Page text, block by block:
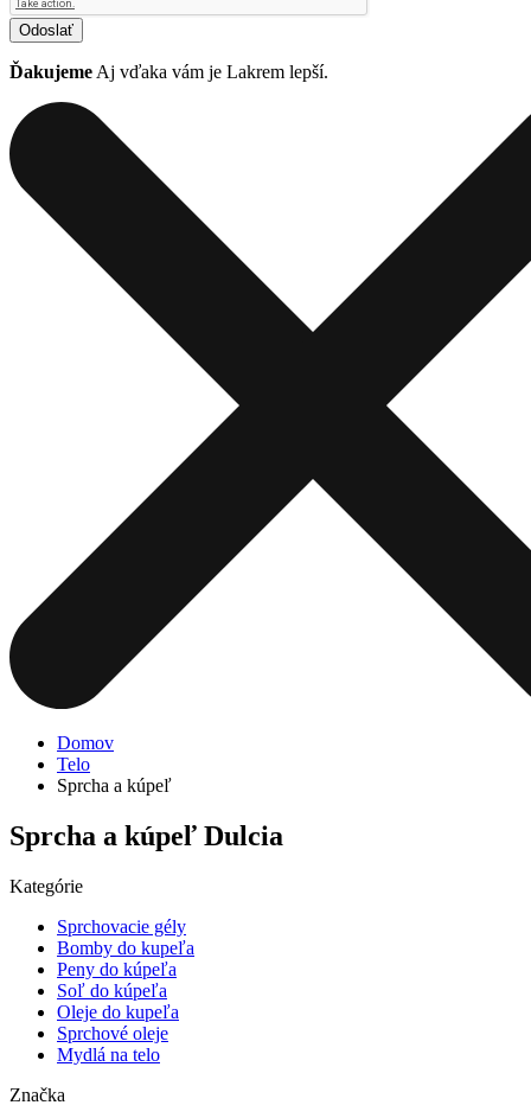
Odoslať
Ďakujeme Aj vďaka vám je Lakrem lepší.
Domov
Telo
Sprcha a kúpeľ
Sprcha a kúpeľ Dulcia
Kategórie
Sprchovacie gély
Bomby do kupeľa
Peny do kúpeľa
Soľ do kúpeľa
Oleje do kupeľa
Sprchové oleje
Mydlá na telo
Značka